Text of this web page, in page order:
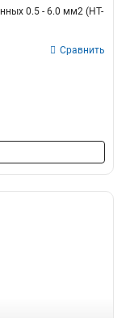
0.5 - 6.0 мм2 (HT-
Сравнить